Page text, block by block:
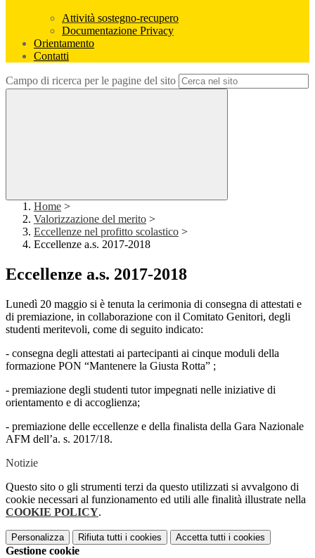
Attività sostegno-recupero
Documentazione Privacy
Orientamento
Contatti
Campo di ricerca per le pagine del sito
Home >
Valorizzazione del merito >
Eccellenze nel profitto scolastico >
Eccellenze a.s. 2017-2018
Eccellenze a.s. 2017-2018
Lunedì 20 maggio si è tenuta la cerimonia di consegna di attestati e
di premiazione, in collaborazione con il Comitato Genitori, degli
studenti meritevoli, come di seguito indicato:
- consegna degli attestati ai partecipanti ai cinque moduli della
formazione PON “Mantenere la Giusta Rotta” ;
- premiazione degli studenti tutor impegnati nelle iniziative di
orientamento e di accoglienza;
- premiazione delle eccellenze e della finalista della Gara Nazionale
AFM dell’a. s. 2017/18.
Notizie
Questo sito o gli strumenti terzi da questo utilizzati si avvalgono di
cookie necessari al funzionamento ed utili alle finalità illustrate nella
COOKIE POLICY.
Personalizza Rifiuta tutti i cookies Accetta tutti i cookies
Gestione cookie